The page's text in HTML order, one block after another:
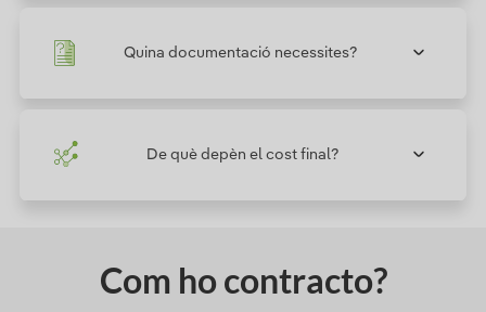
Quina documentació necessites?
De què depèn el cost final?
Com ho contracto?